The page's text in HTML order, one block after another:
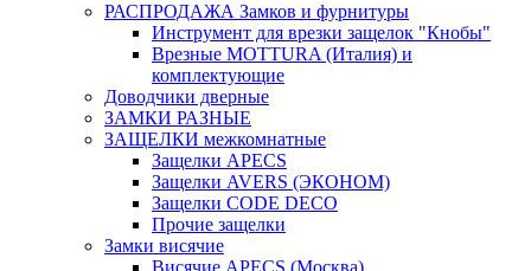
РАСПРОДАЖА Замков и фурнитуры
Инструмент для врезки защелок "Кнобы"
Врезные MOTTURA (Италия) и
комплектующие
Доводчики дверные
ЗАМКИ РАЗНЫЕ
ЗАЩЕЛКИ межкомнатные
Защелки APECS
Защелки AVERS (ЭКОНОМ)
Защелки CODE DECO
Прочие защелки
Замки висячие
Висячие APECS (Москва)